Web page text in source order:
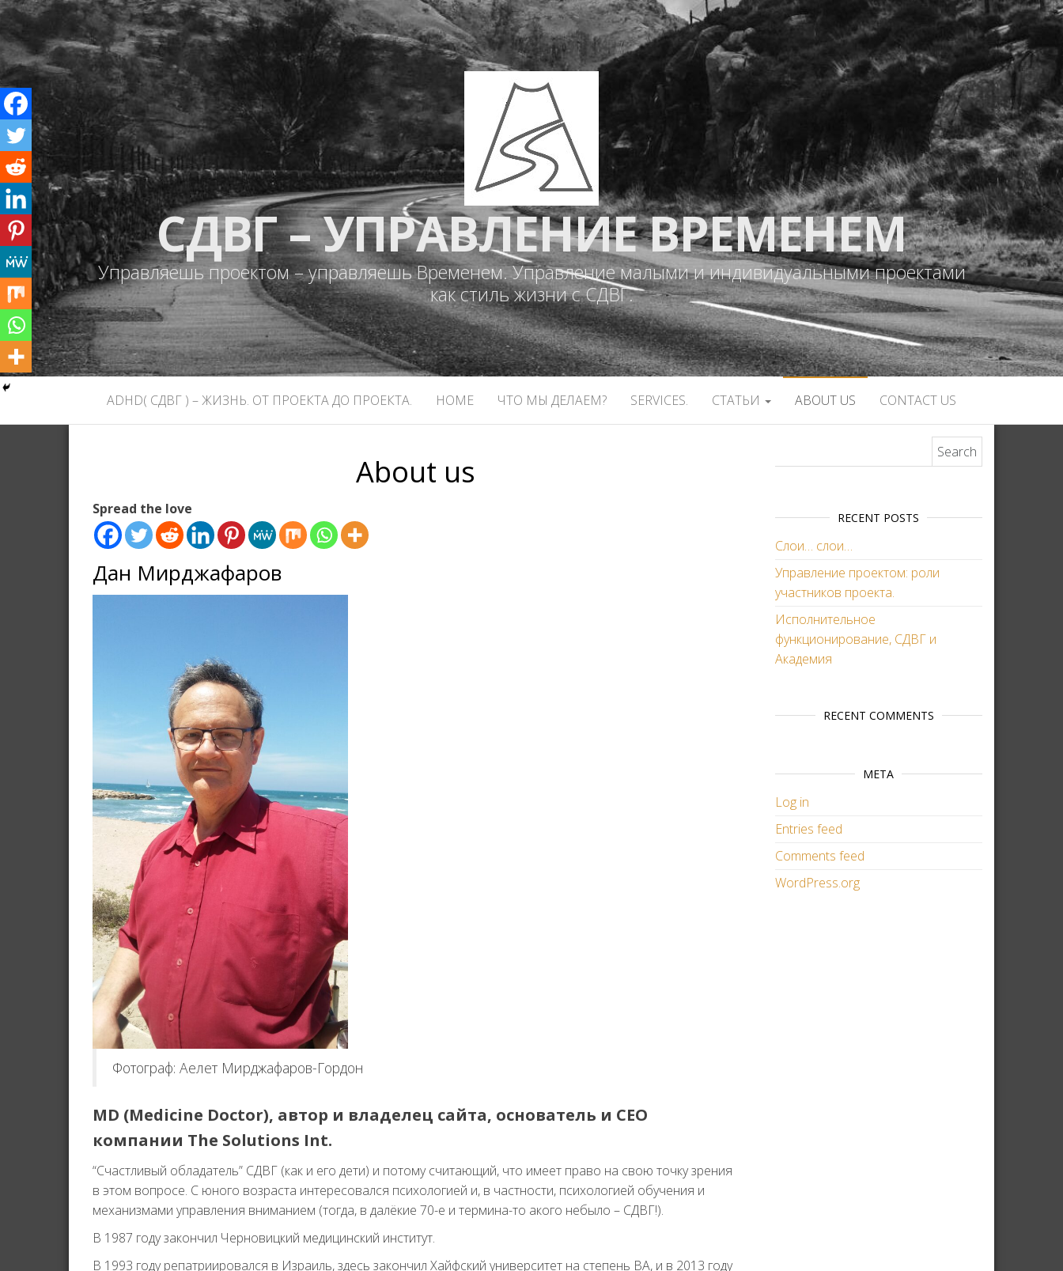
СДВГ – УПРАВЛЕНИЕ ВРЕМЕНЕМ
Управляешь проектом – управляешь Временем. Управление малыми и индивидуальными проектами
как стиль жизни с СДВГ.
ADHD( СДВГ ) – ЖИЗНЬ. ОТ ПРОЕКТА ДО ПРОЕКТА. HOME ЧТО МЫ ДЕЛАЕМ? SERVICES. СТАТЬИ ABOUT US CONTACT US
About us
Spread the love
Дан Мирджафаров
Фотограф: Аелет Мирджафаров-Гордон
MD (Medicine Doctor), автор и владелец сайта, основатель и СЕО
компании The Solutions Int.
“Счастливый обладатель” СДВГ (как и его дети) и потому считающий, что имеет право на свою точку зрения
в этом вопросе. С юного возраста интересовался психологией и, в частности, психологией обучения и
механизмами управления вниманием (тогда, в далёкие 70-е и термина-то акого небыло – СДВГ!).
В 1987 году закончил Черновицкий медицинский институт.
В 1993 году репатриировался в Израиль, здесь закончил Хайфский университет на степень ВА, и в 2013 году
RECENT POSTS
Слои… слои…
Управление проектом: роли
участников проекта.
Исполнительное
функционирование, СДВГ и
Академия
RECENT COMMENTS
META
Log in
Entries feed
Comments feed
WordPress.org